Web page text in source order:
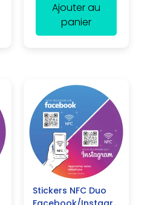
Ajouter au
panier
Stickers NFC Duo